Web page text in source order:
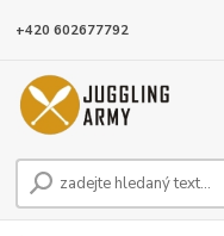
+420 602677792